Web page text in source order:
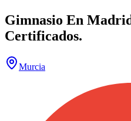
Gimnasio En
Certificados.
Murcia